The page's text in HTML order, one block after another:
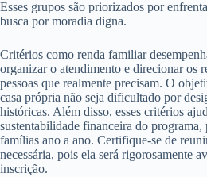
Esses grupos são priorizados por
busca por moradia digna.
Critérios como renda familiar
organizar o atendimento e direcionar os
pessoas que realmente precisam. O
casa própria não seja dificultado por
históricas. Além disso, esses critérios
sustentabilidade financeira do
famílias ano a ano. Certifique-se de
necessária, pois ela será rigorosamente
inscrição.